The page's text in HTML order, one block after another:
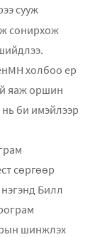
сууж
сонирхож
холбоо ер
яаж оршин
нь би имэйлээр
сөргөөр
Билл
шинжлэх